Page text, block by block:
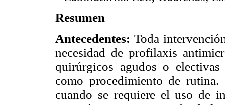
Resumen
Antecedentes: Toda
necesidad de profilaxis
quirúrgicos agudos o
como procedimiento de
cuando se requiere el uso de